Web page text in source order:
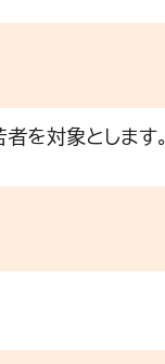
を対象とします。